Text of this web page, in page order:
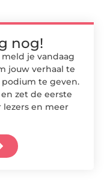
nog!
je vandaag
jouw verhaal te
te geven.
zet de eerste
en meer